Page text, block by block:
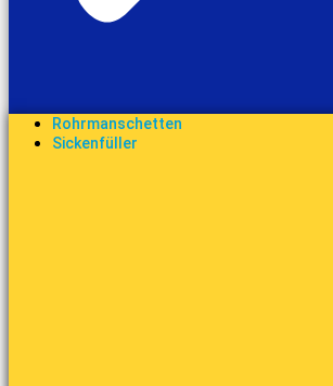
Rohrmanschetten
Sickenfüller